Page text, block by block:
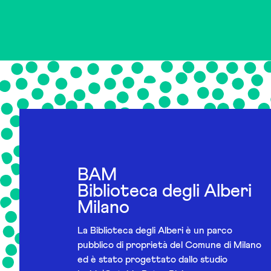
BAM
Biblioteca degli Alberi
Milano
La Biblioteca degli Alberi è un parco
pubblico di proprietà del Comune di Milano
ed è stato progettato dallo studio